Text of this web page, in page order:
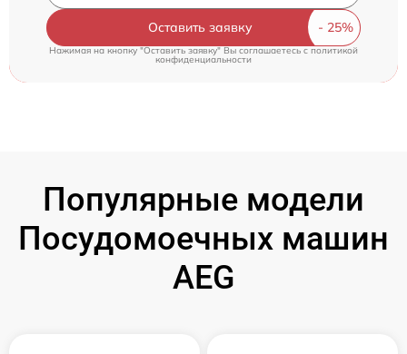
Оставить заявку
Нажимая на кнопку "Оставить заявку" Вы соглашаетесь cполитикой
конфиденциальности
Популярные модели
Посудомоечных машин
AEG